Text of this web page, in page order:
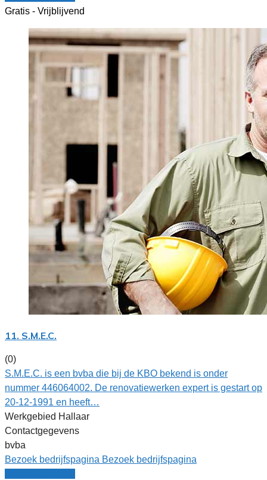
Gratis - Vrijblijvend
11. S.M.E.C.
(0)
S.M.E.C. is een bvba die bij de KBO bekend is onder
nummer 446064002. De renovatiewerken expert is gestart op
20-12-1991 en heeft…
Werkgebied Hallaar
Contactgegevens
bvba
Bezoek bedrijfspagina Bezoek bedrijfspagina